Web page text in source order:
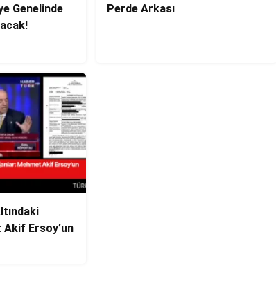
Genelinde
Perde Arkası
Ersoy’un